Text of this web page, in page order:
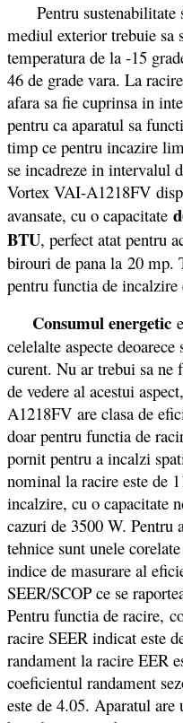
Pentru sustenabilitate
mediul exterior trebuie sa
temperatura de la -15
46 de grade vara. La
afara sa fie cuprinsa in
pentru ca aparatul sa
timp ce pentru incazire
se incadreze in intervalul
Vortex VAI-A1218FV
avansate, cu o capacitate
BTU, perfect atat pentru
birouri de pana la 20 mp.
pentru functia de incalzire
Consumul energetic
celelalte aspecte
curent. Nu ar trebui sa
de vedere al acestui
A1218FV are clasa de
doar pentru functia de
pornit pentru a incalzi
nominal la racire este de
incalzire, cu o capacitate
cazuri de 3500 W. Pentru
tehnice sunt unele
indice de masurare al
SEER/SCOP ce se
Pentru functia de racire,
racire SEER indicat este
randament la racire EER
coeficientul randament
este de 4.05. Aparatul are